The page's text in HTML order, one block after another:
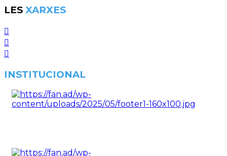
LES XARXES
INSTITUCIONAL